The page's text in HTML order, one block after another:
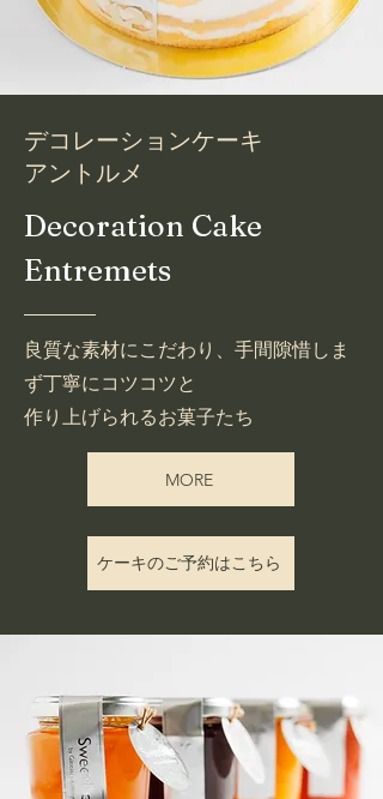
​デコレーションケーキ
アントルメ
Decoration Cake
Entremets
良質な素材にこだわり、手間隙惜しま
ず丁寧にコツコツと
​作り上げられるお菓子たち
MORE
ケーキのご予約はこちら